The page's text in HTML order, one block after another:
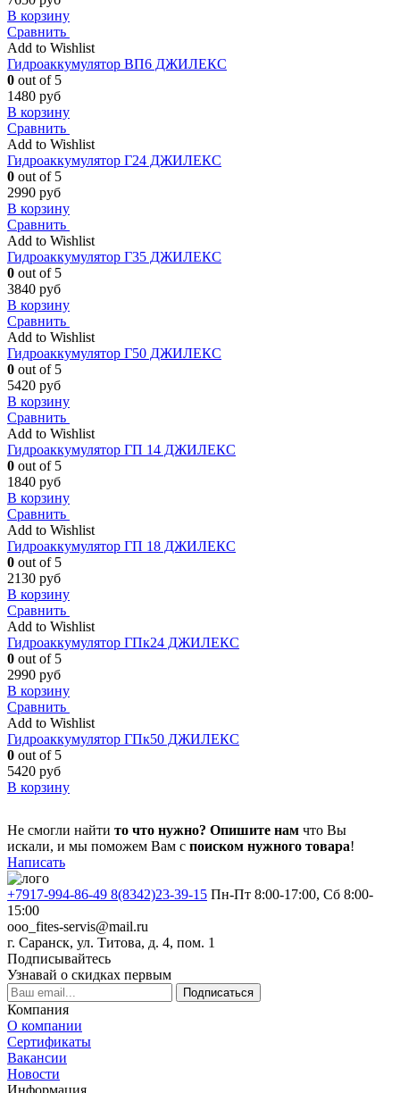
В корзину
Сравнить
Add to Wishlist
Гидроаккумулятор ВП6 ДЖИЛЕКС
0 out of 5
1480 руб
В корзину
Сравнить
Add to Wishlist
Гидроаккумулятор Г24 ДЖИЛЕКС
0 out of 5
2990 руб
В корзину
Сравнить
Add to Wishlist
Гидроаккумулятор Г35 ДЖИЛЕКС
0 out of 5
3840 руб
В корзину
Сравнить
Add to Wishlist
Гидроаккумулятор Г50 ДЖИЛЕКС
0 out of 5
5420 руб
В корзину
Сравнить
Add to Wishlist
Гидроаккумулятор ГП 14 ДЖИЛЕКС
0 out of 5
1840 руб
В корзину
Сравнить
Add to Wishlist
Гидроаккумулятор ГП 18 ДЖИЛЕКС
0 out of 5
2130 руб
В корзину
Сравнить
Add to Wishlist
Гидроаккумулятор ГПк24 ДЖИЛЕКС
0 out of 5
2990 руб
В корзину
Сравнить
Add to Wishlist
Гидроаккумулятор ГПк50 ДЖИЛЕКС
0 out of 5
5420 руб
В корзину
Не смогли найти то что нужно? Опишите нам что Вы
искали, и мы поможем Вам с поиском нужного товара!
Написать
+7917-994-86-49 8(8342)23-39-15 Пн-Пт 8:00-17:00, Сб 8:00-
15:00
ooo_fites-servis@mail.ru
г. Саранск, ул. Титова, д. 4, пом. 1
Подписывайтесь
Узнавай о скидках первым
Подписаться
Компания
О компании
Сертификаты
Вакансии
Новости
Информация